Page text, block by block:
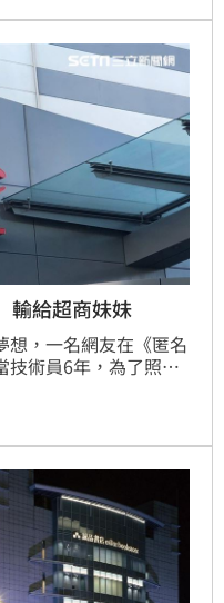
給超商妹妹
想，一名網友在《匿名
技術員6年，為了照顧
商工作2年的店員妹